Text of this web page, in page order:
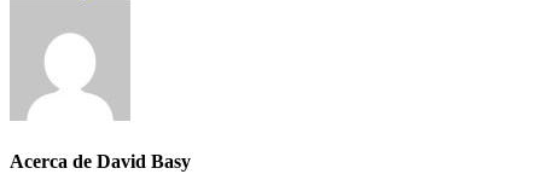
Acerca de David Basy